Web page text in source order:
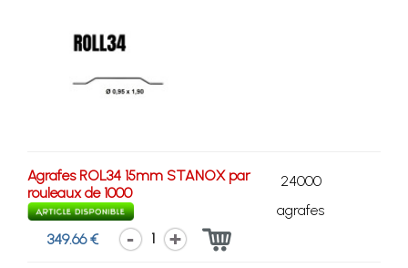
Agrafes ROL34 15mm STANOX par
rouleaux de 1000
24000
agrafes
349.66 €
1